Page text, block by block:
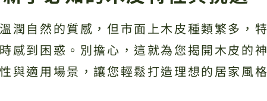
潤自然的質感，但市面上木皮種類繁多，
感到困惑。別擔心，這就為您揭開木皮的
與適用場景，讓您輕鬆打造理想的居家風格